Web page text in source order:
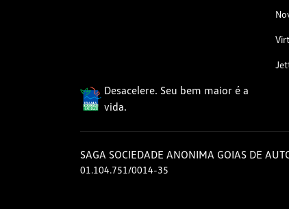
Desacelere. Seu bem maior é a
vida.
SAGA SOCIEDADE ANONIMA GOIAS DE
01.104.751/0014-35